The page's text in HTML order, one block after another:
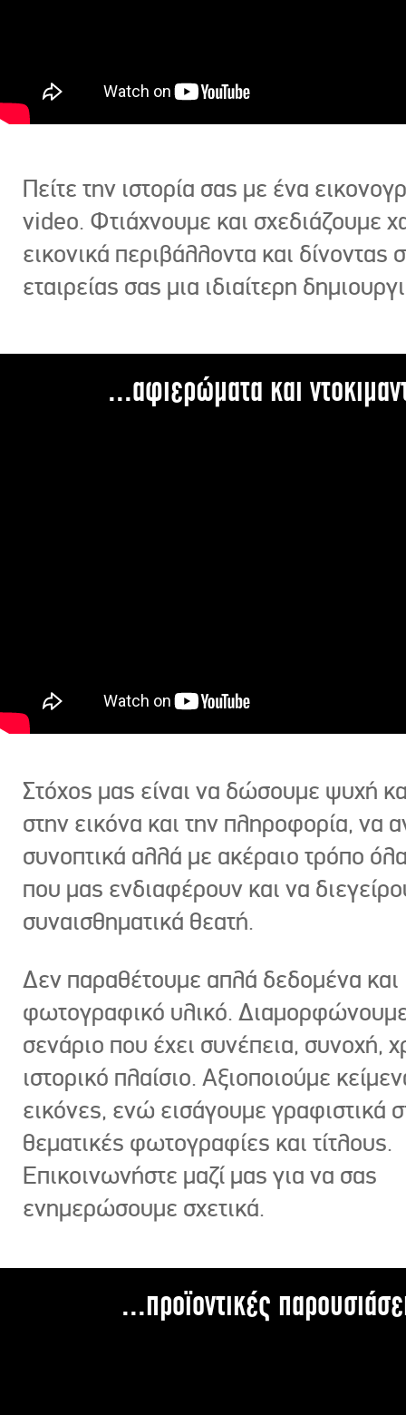
Πείτε την ιστορία σας με ένα
video. Φτιάχνουμε και σχεδιάζουμε
εικονικά περιβάλλοντα και δίνοντας
εταιρείας σας μια ιδιαίτερη
...αφιερώματα και
Στόχος μας είναι να δώσουμε ψυχή
στην εικόνα και την πληροφορία, να
συνοπτικά αλλά με ακέραιο τρόπο
που μας ενδιαφέρουν και να
συναισθηματικά θεατή.
Δεν παραθέτουμε απλά δεδομένα και
φωτογραφικό υλικό.
σενάριο που έχει συνέπεια, συνοχή,
ιστορικό πλαίσιο. Αξιοποιούμε
εικόνες, ενώ εισάγουμε γραφιστικά
θεματικές φωτογραφίες και τίτλους.
Επικοινωνήστε μαζί μας για να σας
ενημερώσουμε σχετικά.
...προϊοντικές